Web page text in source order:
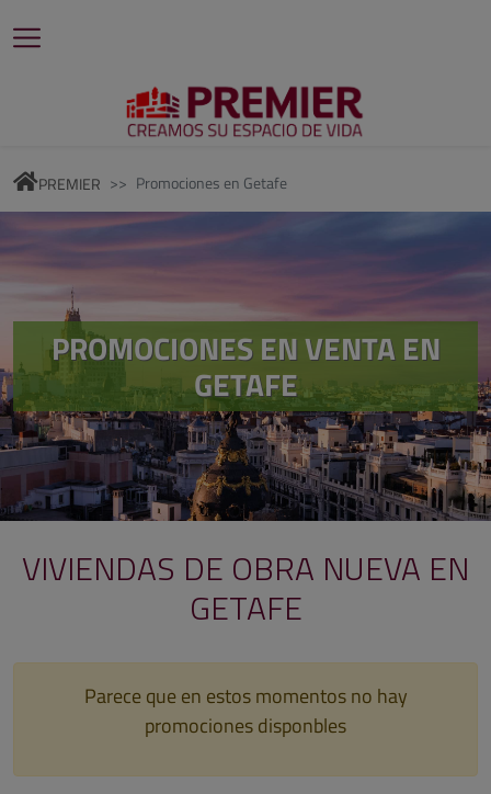
PREMIER Promociones en Getafe
PROMOCIONES EN VENTA EN
GETAFE
VIVIENDAS DE OBRA NUEVA EN
GETAFE
Parece que en estos momentos no hay
promociones disponbles